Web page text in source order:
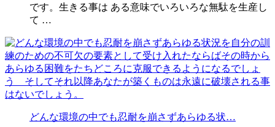
です。生きる事は ある意味でいろいろな無駄を生産し
て …
どんな環境の中でも忍耐を崩さずあらゆる状…